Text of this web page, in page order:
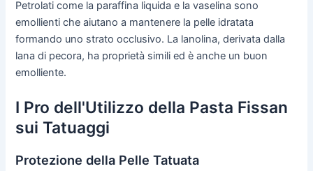
Petrolati come la paraffina liquida e la vaselina sono
emollienti che aiutano a mantenere la pelle idratata
formando uno strato occlusivo. La lanolina, derivata dalla
lana di pecora, ha proprietà simili ed è anche un buon
emolliente.
I Pro dell'Utilizzo della Pasta Fissan
sui Tatuaggi
Protezione della Pelle Tatuata